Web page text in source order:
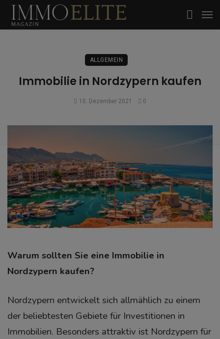
ALLGEMEIN
Immobilie in Nordzypern kaufen
10. Dezember 2021 0
Warum sollten Sie eine Immobilie in
Nordzypern kaufen?
Nordzypern entwickelt sich allmählich zu einem
der beliebtesten Gebiete für Investitionen in
Immobilien. Besonders attraktiv ist Nordzypern für